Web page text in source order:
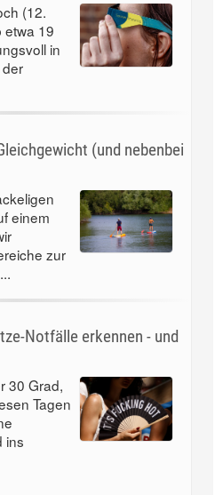
(12.
etwa 19
in
(und nebenbei
einem
zur
Notfälle erkennen - und
30 Grad,
Tagen
ins